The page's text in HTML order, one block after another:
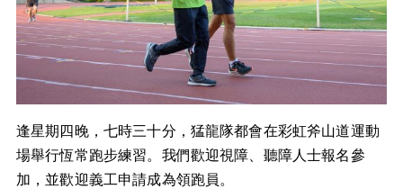
逢星期四晚，七時三十分，猛龍隊都會在彩虹斧山道運動
場舉行恆常跑步練習。我們歡迎視障、聽障人士報名參
加，並歡迎義工申請成為領跑員。